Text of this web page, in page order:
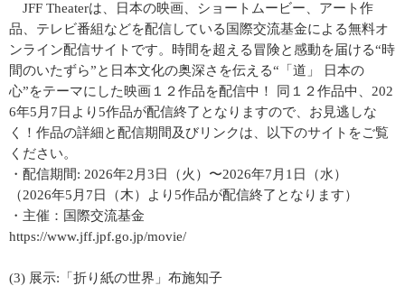
JFF Theaterは、日本の映画、ショートムービー、アート作
品、テレビ番組などを配信している国際交流基金による無料オ
ンライン配信サイトです。時間を超える冒険と感動を届ける“時
間のいたずら”と日本文化の奥深さを伝える“「道」 日本の
心”をテーマにした映画１２作品を配信中！ 同１２作品中、202
6年5月7日より5作品が配信終了となりますので、お見逃しな
く！作品の詳細と配信期間及びリンクは、以下のサイトをご覧
ください。
・配信期間: 2026年2月3日（火）〜2026年7月1日（水）
（2026年5月7日（木）より5作品が配信終了となります）
・主催：国際交流基金
https://www.jff.jpf.go.jp/movie/
(3) 展示:「折り紙の世界」布施知子